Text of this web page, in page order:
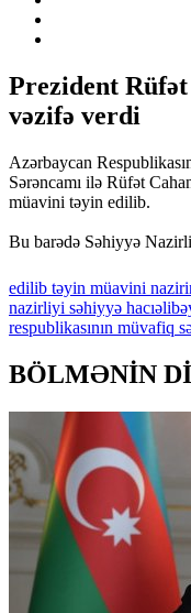
Prezident Rüfət
vəzifə verdi
Azərbaycan
Sərəncamı ilə Rüfət
müavini təyin edilib.
Bu barədə Səhiyyə
edilib təyin müavini
nazirliyi səhiyyə
respublikasının müvafiq
BÖLMƏNİN